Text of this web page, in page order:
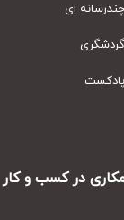
ای
در کسب و کار